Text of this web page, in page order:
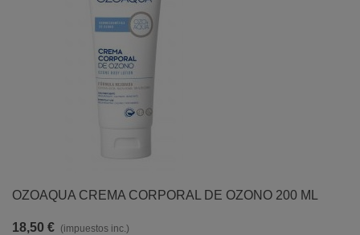
OZOAQUA CREMA CORPORAL DE OZONO 200 ML
18,50 € (impuestos inc.)